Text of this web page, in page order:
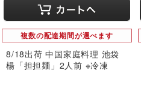
複数の配達期間が選べます
8/18出荷 中国家庭料理 池袋
楊「担担麺」2人前 ※冷凍